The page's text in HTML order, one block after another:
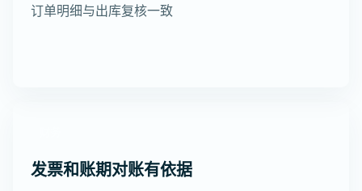
订单明细与出库复核一致
发票和账期对账有依据